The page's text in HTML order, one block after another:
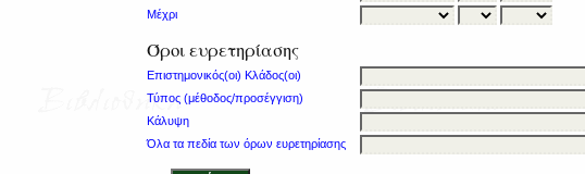
Μέχρι
Όροι ευρετηρίασης
Επιστημονικός(οι) Κλάδος(οι)
Τύπος (μέθοδος/προσέγγιση)
Κάλυψη
Όλα τα πεδία των όρων ευρετηρίασης